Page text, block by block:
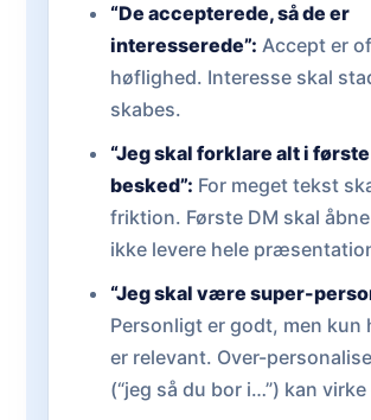
“De accepterede, så de er
interesserede”: Accept er
høflighed. Interesse skal
skabes.
“Jeg skal forklare alt i første
besked”: For meget tekst
friktion. Første DM skal
ikke levere hele
“Jeg skal være super-
Personligt er godt, men kun
er relevant. Over-
(“jeg så du bor i…”) kan